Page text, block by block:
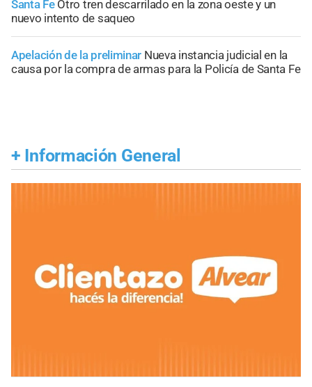
Santa Fe Otro tren descarrilado en la zona oeste y un
nuevo intento de saqueo
Apelación de la preliminar Nueva instancia judicial en la
causa por la compra de armas para la Policía de Santa Fe
+ Información General